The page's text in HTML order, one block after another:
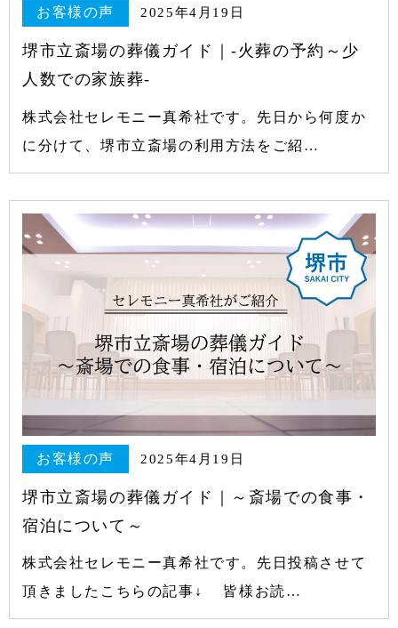
お客様の声 2025年4月19日
堺市立斎場の葬儀ガイド｜-火葬の予約～少
人数での家族葬-
株式会社セレモニー真希社です。先日から何度か
に分けて、堺市立斎場の利用方法をご紹…
お客様の声 2025年4月19日
堺市立斎場の葬儀ガイド｜～斎場での食事・
宿泊について～
株式会社セレモニー真希社です。先日投稿させて
頂きましたこちらの記事↓ 皆様お読…